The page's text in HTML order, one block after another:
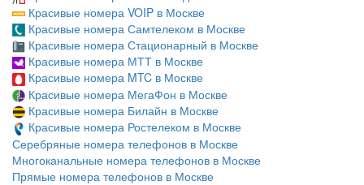
Красивые номера VOIP в Москве
Красивые номера Самтелеком в Москве
Красивые номера Стационарный в Москве
Красивые номера МТТ в Москве
Красивые номера MTC в Москве
Красивые номера МегаФон в Москве
Красивые номера Билайн в Москве
Красивые номера Ростелеком в Москве
Серебряные номера телефонов в Москве
Многоканальные номера телефонов в Москве
Прямые номера телефонов в Москве